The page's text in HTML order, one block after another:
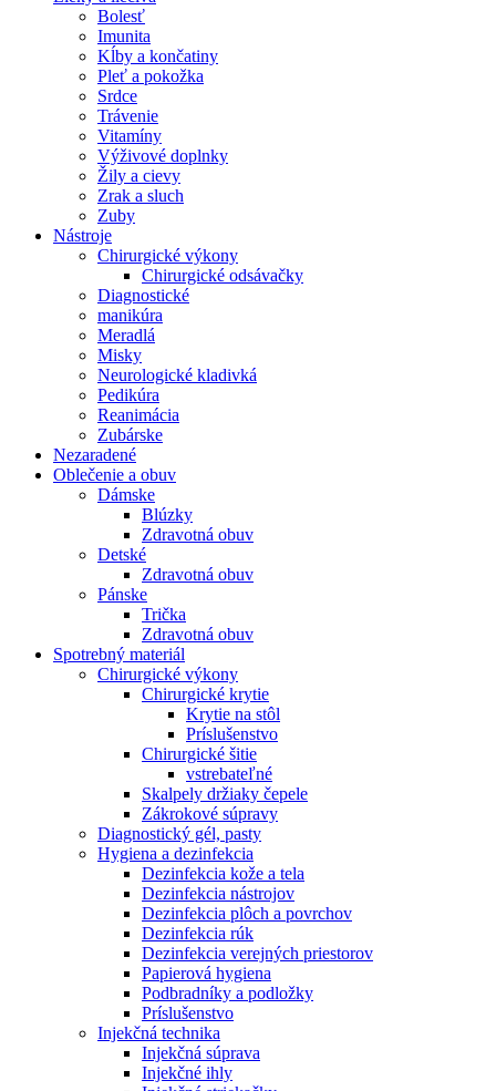
Bolesť
Imunita
Kĺby a končatiny
Pleť a pokožka
Srdce
Trávenie
Vitamíny
Výživové doplnky
Žily a cievy
Zrak a sluch
Zuby
Nástroje
Chirurgické výkony
Chirurgické odsávačky
Diagnostické
manikúra
Meradlá
Misky
Neurologické kladivká
Pedikúra
Reanimácia
Zubárske
Nezaradené
Oblečenie a obuv
Dámske
Blúzky
Zdravotná obuv
Detské
Zdravotná obuv
Pánske
Trička
Zdravotná obuv
Spotrebný materiál
Chirurgické výkony
Chirurgické krytie
Krytie na stôl
Príslušenstvo
Chirurgické šitie
vstrebateľné
Skalpely držiaky čepele
Zákrokové súpravy
Diagnostický gél, pasty
Hygiena a dezinfekcia
Dezinfekcia kože a tela
Dezinfekcia nástrojov
Dezinfekcia plôch a povrchov
Dezinfekcia rúk
Dezinfekcia verejných priestorov
Papierová hygiena
Podbradníky a podložky
Príslušenstvo
Injekčná technika
Injekčná súprava
Injekčné ihly